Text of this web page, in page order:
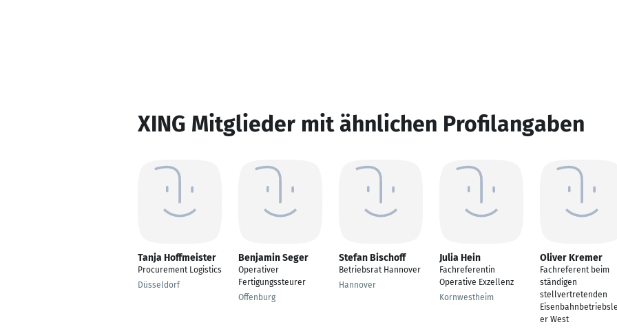
XING Mitglieder mit ähnlichen Profilangaben
Tanja Hoffmeister
Procurement Logistics
Düsseldorf
Benjamin Seger
Operativer
Fertigungssteurer
Offenburg
Stefan Bischoff
Betriebsrat Hannover
Hannover
Julia Hein
Fachreferentin
Operative Exzellenz
Kornwestheim
Oliver Kremer
Fachreferent beim
ständigen
stellvertretenden
er West